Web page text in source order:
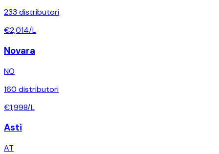
233 distributori
€2,014/L
Novara
NO
160 distributori
€1,998/L
Asti
AT